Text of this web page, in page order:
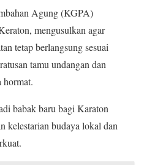
Agung (KGPA)
mengusulkan agar
tetap berlangsung sesuai
tamu undangan dan
hormat.
babak baru bagi Karaton
kelestarian budaya lokal dan